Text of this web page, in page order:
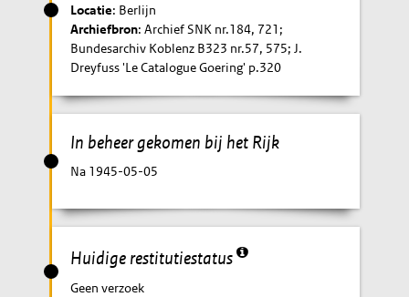
Locatie: Berlijn
Archiefbron: Archief SNK nr.184, 721;
Bundesarchiv Koblenz B323 nr.57, 575; J.
Dreyfuss 'Le Catalogue Goering' p.320
In beheer gekomen bij het Rijk
Na 1945-05-05
Huidige restitutiestatus
Geen verzoek